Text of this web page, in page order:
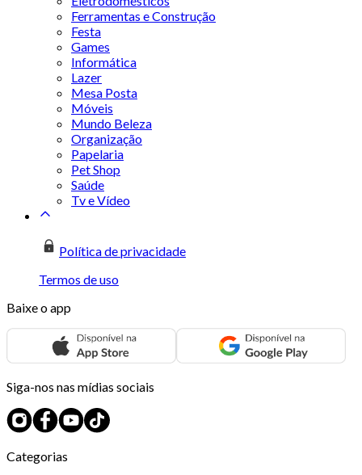
Ferramentas e Construção
Festa
Games
Informática
Lazer
Mesa Posta
Móveis
Mundo Beleza
Organização
Papelaria
Pet Shop
Saúde
Tv e Vídeo
Política de privacidade
Termos de uso
Baixe o app
Siga-nos nas mídias sociais
Categorias